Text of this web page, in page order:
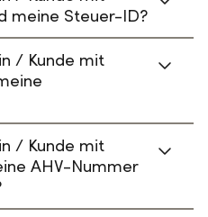
meine Steuer-ID?
/ Kunde mit
/ Kunde mit
AHV-Nummer